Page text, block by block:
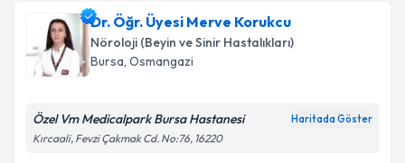
Takvim Talebini Gönder
Dil ve Konuşma Terapisti Beyda Nur Mestan
randevu takvimi talebi oluşturun. Size bu uzmandan
randevu almanız için bir takvim hazırlandığında e-
posta ile bilgilendireceğiz.
Dr. Öğr. Üyesi Merve Korukcu
Nöroloji (Beyin ve Sinir Hastalıkları)
Bursa, Osmangazi
Özel Vm Medicalpark Bursa Hastanesi Haritada Göster
Kırcaali, Fevzi Çakmak Cd. No:76, 16220